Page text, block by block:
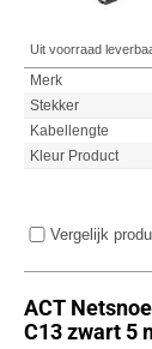
Uit voorraad
Merk
Stekker
Kabellengte
Kleur Product
Vergelijk
ACT
C13 zwart 5